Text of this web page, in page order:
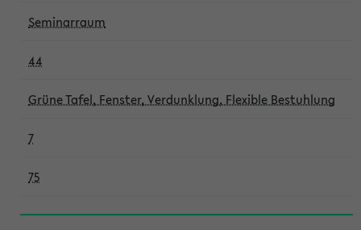
Seminarraum
44
Grüne Tafel, Fenster, Verdunklung, Flexible Bestuhlung
7
75